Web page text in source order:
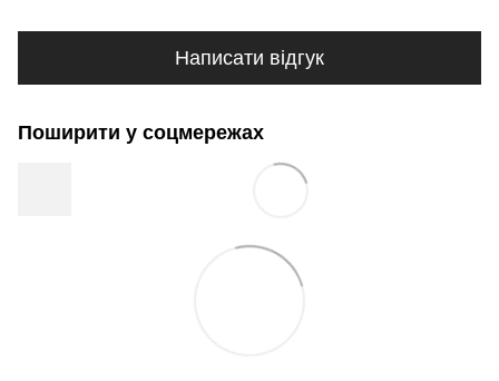
Написати відгук
Поширити у соцмережах